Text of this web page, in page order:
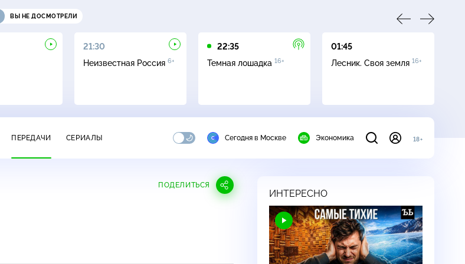
ВЫ НЕ ДОСМОТРЕЛИ
21:30
Неизвестная Россия 6+
22:35
Темная лошадка 16+
01:45
Лесник. Своя земля 16+
ПЕРЕДАЧИ СЕРИАЛЫ Сегодня в Москве Экономика 18+
ПОДЕЛИТЬСЯ
ИНТЕРЕСНО